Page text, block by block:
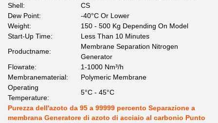
Shell:
CS
Dew Point:
-40°C Or Lower
Weight:
150 - 500 Kg Depending On Model
Start-Up Time:
Less Than 10 Minutes
Productname:
Membrane Separation Nitrogen
Generator
Flowrate:
1-1000 Nm³/h
Membranematerial:
Polymeric Membrane
Operating
Temperature:
5°C - 45°C
Purezza dell'azoto da 95 a 99999 percento Separazione a
membrana Generatore di azoto di acciaio al carbonio Punto